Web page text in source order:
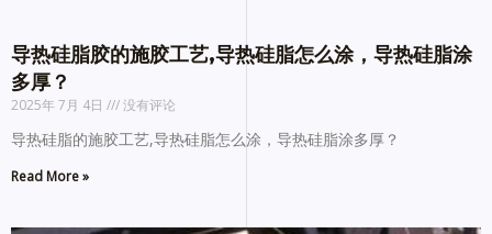
导热硅脂胶的施胶工艺,导热硅脂怎么涂，导热硅脂涂
多厚？
2025年 7月 4日 没有评论
导热硅脂的施胶工艺,导热硅脂怎么涂，导热硅脂涂多厚？
Read More »